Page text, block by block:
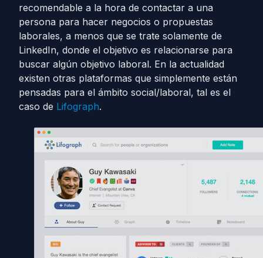
recomendable a la hora de contactar a una
persona para hacer negocios o propuestas
laborales, a menos que se trate solamente de
LinkedIn, donde el objetivo es relacionarse para
buscar algún objetivo laboral. En la actualidad
existen otras plataformas que simplemente están
pensadas para el ámbito social/laboral, tal es el
caso de Lifograph.